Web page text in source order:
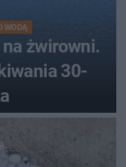
WODĄ
żwirowni.
30-